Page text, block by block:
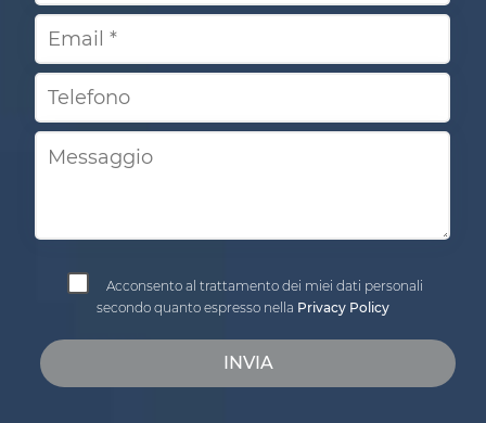
Acconsento al trattamento dei miei dati personali
secondo quanto espresso nella Privacy Policy
INVIA